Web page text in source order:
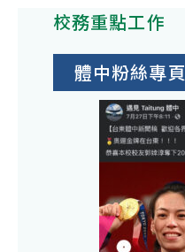
校務重點工作
體中粉絲專頁